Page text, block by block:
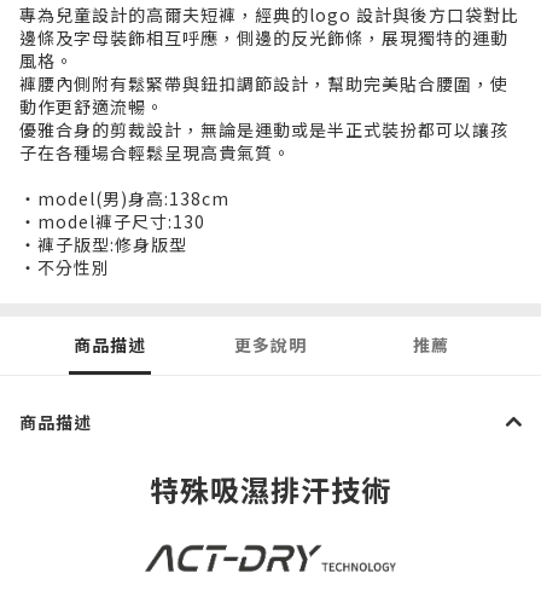
專為兒童設計的高爾夫短褲，經典的logo 設計與後方口袋對比
邊條及字母裝飾相互呼應，側邊的反光飾條，展現獨特的運動
風格。
褲腰內側附有鬆緊帶與鈕扣調節設計，幫助完美貼合腰圍，使
動作更舒適流暢。
優雅合身的剪裁設計，無論是運動或是半正式裝扮都可以讓孩
子在各種場合輕鬆呈現高貴氣質。
・model(男)身高:138cm
・model褲子尺寸:130
・褲子版型:修身版型
・不分性別
商品描述 更多說明 推薦
商品描述
特殊吸濕排汗技術